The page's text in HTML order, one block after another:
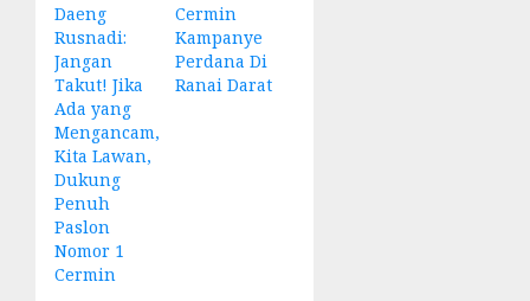
Daeng
Rusnadi:
Jangan
Takut! Jika
Ada yang
Mengancam,
Kita Lawan,
Dukung
Penuh
Paslon
Nomor 1
Cermin
Cermin
Kampanye
Perdana Di
Ranai Darat